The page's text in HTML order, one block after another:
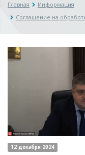
Главная
Информация
Соглашение на
12 декабря 2024